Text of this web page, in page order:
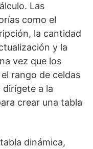
Las
como el
la cantidad
y la
vez que los
rango de celdas
a la
crear una tabla
dinámica,